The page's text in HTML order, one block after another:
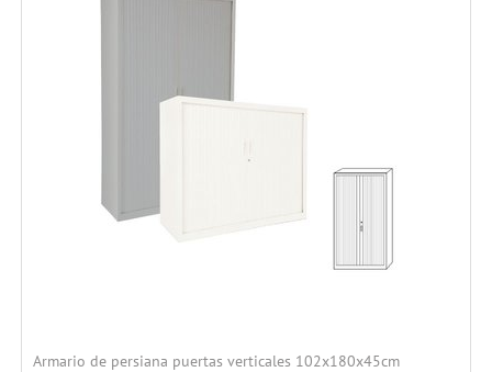
Armario de persiana puertas verticales 102x180x45cm